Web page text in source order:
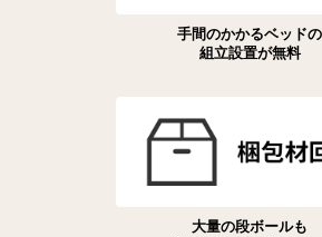
手間のかかるベッドの
組立設置が無料
大量の段ボールも